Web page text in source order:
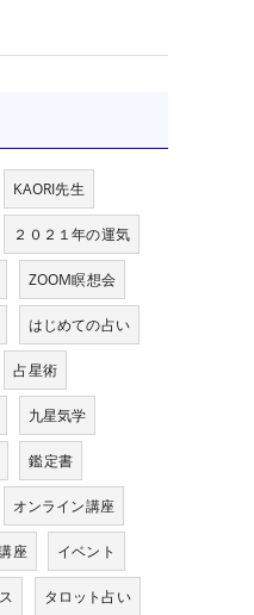
KAORI先生
２０２１年の運気
ZOOM瞑想会
はじめての占い
占星術
九星気学
鑑定書
オンライン講座
座 イベント
タロット占い